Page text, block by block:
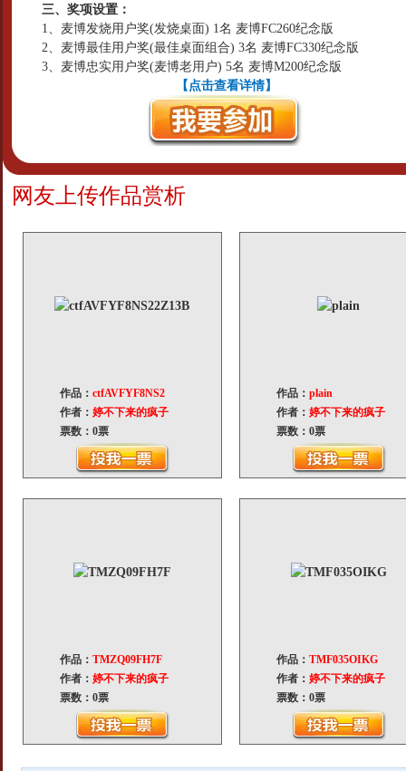
三、奖项设置：
1、麦博发烧用户奖(发烧桌面) 1名 麦博FC260纪念版
2、麦博最佳用户奖(最佳桌面组合) 3名 麦博FC330纪念版
3、麦博忠实用户奖(麦博老用户) 5名 麦博M200纪念版
【点击查看详情】
网友上传作品赏析